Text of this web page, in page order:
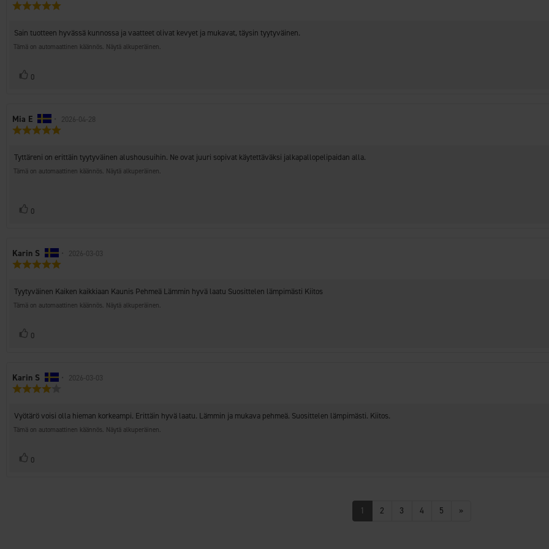
kirjoittaja:
5:sta
tähdestä
Arvostelun
teksti:
Sain tuotteen hyvässä kunnossa ja vaatteet olivat kevyet ja mukavat, täysin tyytyväinen.
Tämä on automaattinen käännös. Näytä alkuperäinen.
Äänestä
0
Arvostelun
kirjoittaja:
Mia E • Arvostelun
2026-04-28
5:sta
tähdestä
Arvostelun
teksti:
Tyttäreni on erittäin tyytyväinen alushousuihin. Ne ovat juuri sopivat käytettäväksi jalkapallopelipaidan alla.
Tämä on automaattinen käännös. Näytä alkuperäinen.
Äänestä
0
Arvostelun
kirjoittaja:
Karin S • Arvostelun
2026-03-03
5:sta
tähdestä
Arvostelun
teksti:
Tyytyväinen Kaiken kaikkiaan Kaunis Pehmeä Lämmin hyvä laatu Suosittelen lämpimästi Kiitos
Tämä on automaattinen käännös. Näytä alkuperäinen.
Äänestä
0
Arvostelun
kirjoittaja:
Karin S • Arvostelun
2026-03-03
5:sta
tähdestä
Arvostelun
teksti:
Vyötärö voisi olla hieman korkeampi. Erittäin hyvä laatu. Lämmin ja mukava pehmeä. Suosittelen lämpimästi. Kiitos.
Tämä on automaattinen käännös. Näytä alkuperäinen.
Äänestä
0
1 2 3 4 5 »